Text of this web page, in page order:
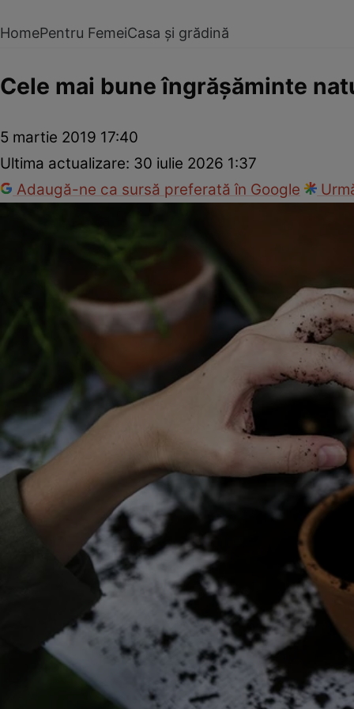
HomePentru FemeiCasa și grădină
Cele mai bune îngrăşăminte
5 martie 2019 17:40
Ultima actualizare: 30 iulie 2026 1:37
Adaugă-ne ca sursă preferată în Google